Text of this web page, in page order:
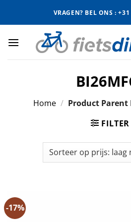
VRAGEN? BEL ONS :
Home / Product Parent
FILTER
-17%